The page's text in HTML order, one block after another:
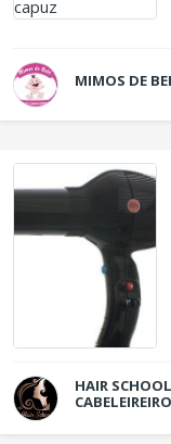
MIMOS DE
HAIR
CABELEIREIRO